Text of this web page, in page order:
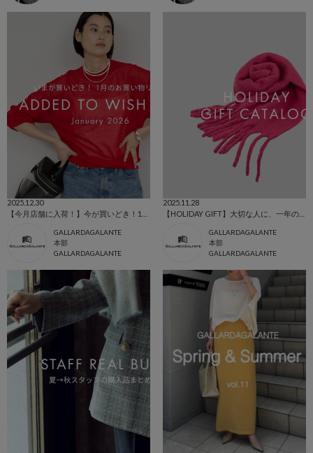
2025.12.30
GALLARDAGALANTE
本部
GALLARDAGALANTE
2025.11.28
【HOLIDAY GIFT】大切な人に、一年の感謝を込めて…。予算別クリスマスギフトカタログ
GALLARDAGALANTE
本部
GALLARDAGALANTE